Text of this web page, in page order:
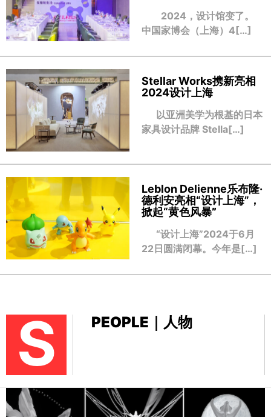
2024，设计馆变了。
中国家博会（上海）4[…]
Stellar Works携新亮相
2024设计上海
以亚洲美学为根基的日本
家具设计品牌 Stella[…]
Leblon Delienne乐布隆·
德利安亮相“设计上海”，
掀起“黄色风暴”
“设计上海”2024于6月
22日圆满闭幕。今年是[…]
S PEOPLE｜人物